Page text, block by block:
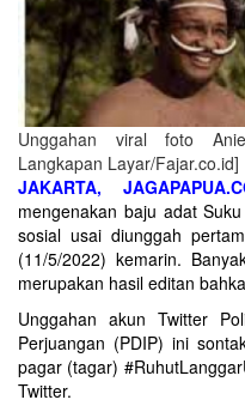
Unggahan viral foto
Langkapan Layar/Fajar.co.id]
JAKARTA,
mengenakan baju adat
sosial usai diunggah
(11/5/2022) kemarin.
merupakan hasil editan
Unggahan akun Twitter
Perjuangan (PDIP) ini
pagar (tagar)
Twitter.